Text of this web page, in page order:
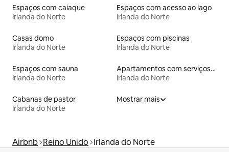
Espaços com caiaque
Irlanda do Norte
Espaços com acesso ao lago
Irlanda do Norte
Casas domo
Irlanda do Norte
Espaços com piscinas
Irlanda do Norte
Espaços com sauna
Irlanda do Norte
Apartamentos com serviços incluídos
Irlanda do Norte
Cabanas de pastor
Irlanda do Norte
Mostrar mais
Airbnb Reino Unido Irlanda do Norte